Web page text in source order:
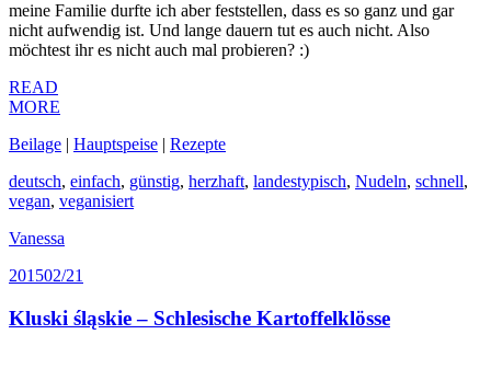
meine Familie durfte ich aber feststellen, dass es so ganz und gar
nicht aufwendig ist. Und lange dauern tut es auch nicht. Also
möchtest ihr es nicht auch mal probieren? :)
READ
MORE
Beilage | Hauptspeise | Rezepte
deutsch, einfach, günstig, herzhaft, landestypisch, Nudeln, schnell,
vegan, veganisiert
Vanessa
201502/21
Kluski śląskie – Schlesische Kartoffelklösse